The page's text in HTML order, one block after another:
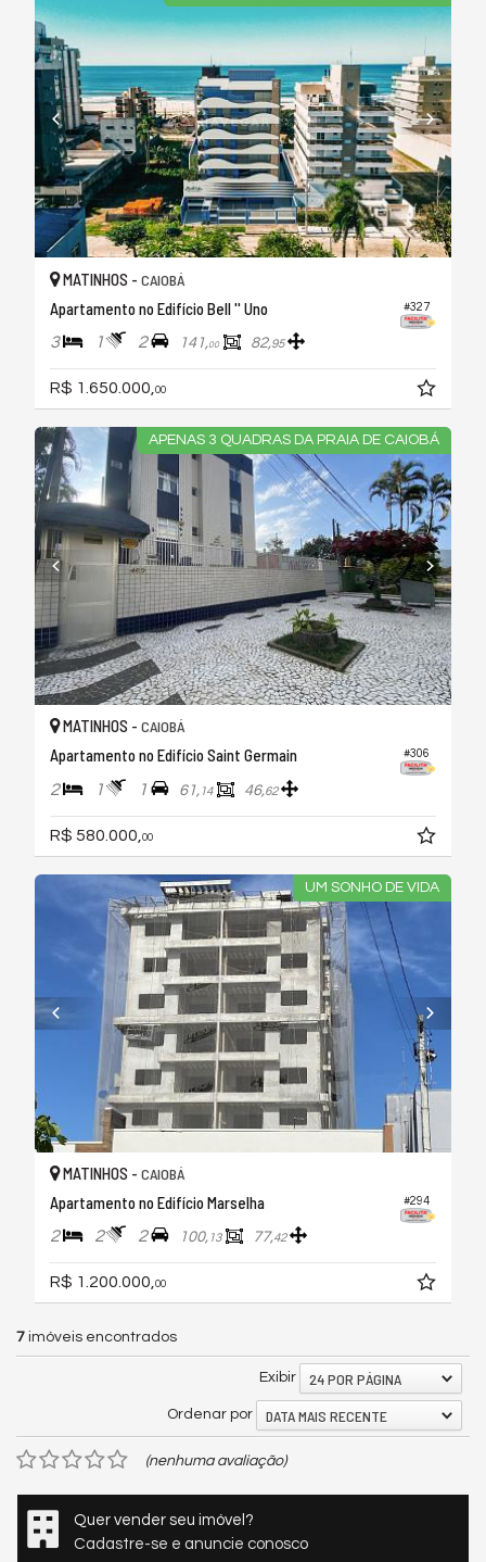
#327
MATINHOS - CAIOBÁ
Apartamento no Edifício Bell '' Uno
3 1 2 141,00 82,95
R$ 1.650.000, 00
APENAS 3 QUADRAS DA PRAIA DE CAIOBÁ
#306
MATINHOS - CAIOBÁ
Apartamento no Edifício Saint Germain
2 1 1 61, 14 46,62
R$ 580.000, 00
UM SONHO DE VIDA
#294
MATINHOS - CAIOBÁ
Apartamento no Edifício Marselha
2 2 2 100, 13 77,42
R$ 1.200.000,00
7 imóveis encontrados
Exibir 24 POR PÁGINA
Ordenar por DATA MAIS RECENTE
(nenhuma avaliação)
Quer vender seu imóvel?
Cadastre-se e anuncie conosco